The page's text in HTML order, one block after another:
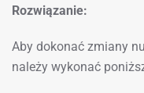
Rozwiązanie:
Aby dokonać zmiany
należy wykonać